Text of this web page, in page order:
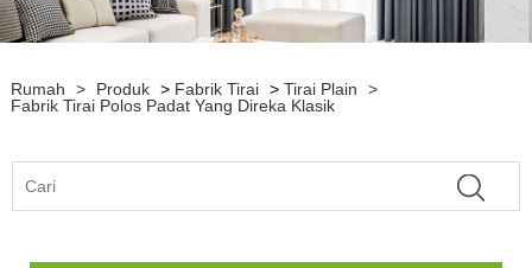
Rumah > Produk > Fabrik Tirai > Tirai Plain
>
Fabrik Tirai Polos Padat Yang Direka Klasik